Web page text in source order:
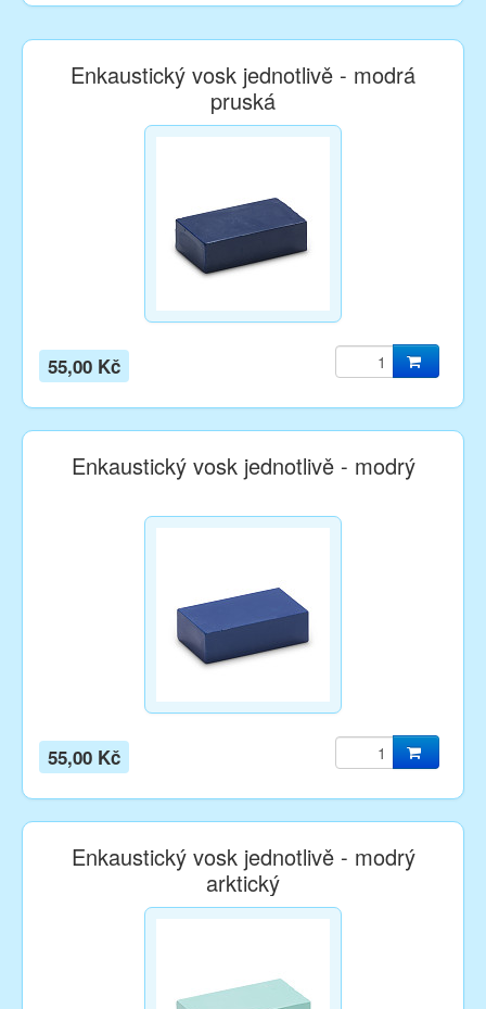
Enkaustický vosk jednotlivě - modrá
pruská
55,00 Kč
Enkaustický vosk jednotlivě - modrý
55,00 Kč
Enkaustický vosk jednotlivě - modrý
arktický